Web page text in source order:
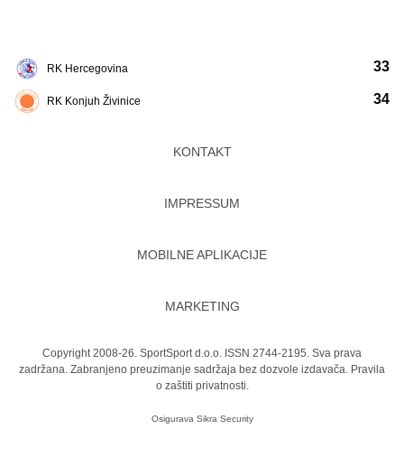
RK Hercegovina
RK Konjuh Živinice
33
34
KONTAKT
IMPRESSUM
MOBILNE APLIKACIJE
MARKETING
Copyright 2008-26. SportSport d.o.o. ISSN 2744-2195. Sva prava
zadržana. Zabranjeno preuzimanje sadržaja bez dozvole izdavača. Pravila
o zaštiti privatnosti.
Osigurava Sikra Security